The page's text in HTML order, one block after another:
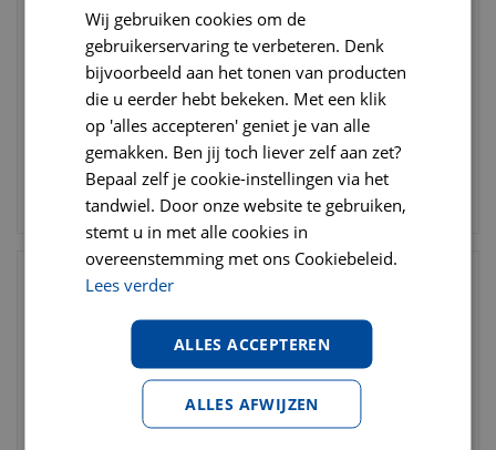
Flexi rollijn classic tape
large 8 meter zwart
36,50€ 28,95
BESTELLEN
Kngf dressuurlijn 1.5 cm x
1,90 meter
€ 48,95 € 38
BESTELLEN
Wij gebruiken cookies om de
gebruikerservaring te verbeteren. Denk
bijvoorbeeld aan het tonen van producten
die u eerder hebt bekeken. Met een klik
op 'alles accepteren' geniet je van alle
gemakken. Ben jij toch liever zelf aan zet?
Bepaal zelf je cookie-instellingen via het
tandwiel. Door onze website te gebruiken,
stemt u in met alle cookies in
overeenstemming met ons Cookiebeleid.
Lees verder
ALLES ACCEPTEREN
ALLES AFWIJZEN